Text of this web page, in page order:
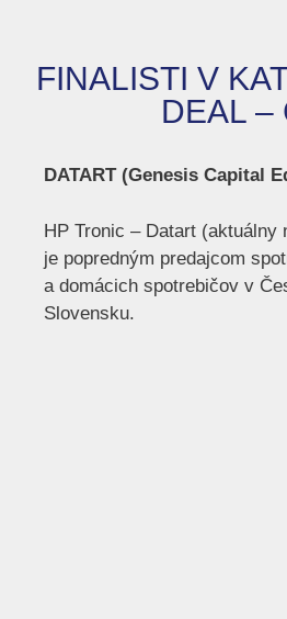
FINALISTI V
DEAL –
DATART (Genesis Capital
HP Tronic – Datart (aktuálny
je popredným predajcom
a domácich spotrebičov v
Slovensku.